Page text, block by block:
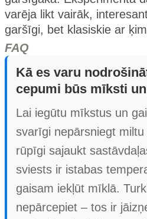
varēja likt vairāk,
garšīgi, bet klasiskie ar
FAQ
Kā es varu
cepumi būs mīksti
Lai iegūtu mīkstus un
svarīgi nepārsniegt
rūpīgi sajaukt
sviests ir istabas
gaisam iekļūt mīklā.
nepārcepiet – tos ir